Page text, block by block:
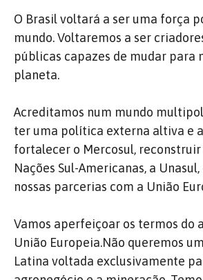
O Brasil voltará a ser uma força
mundo. Voltaremos a ser
públicas capazes de mudar para
planeta.
Acreditamos num mundo
ter uma política externa altiva e
fortalecer o Mercosul, reconstruir
Nações Sul-Americanas, a
nossas parcerias com a União
Vamos aperfeiçoar os termos do
União Europeia.Não queremos
Latina voltada exclusivamente